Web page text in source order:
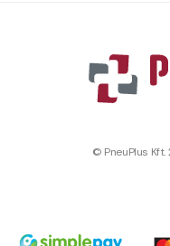
© PneuPlus